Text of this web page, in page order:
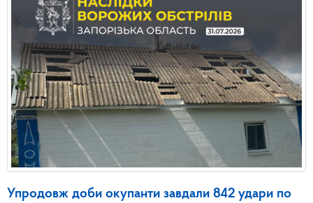
Упродовж доби окупанти завдали 842 удари по